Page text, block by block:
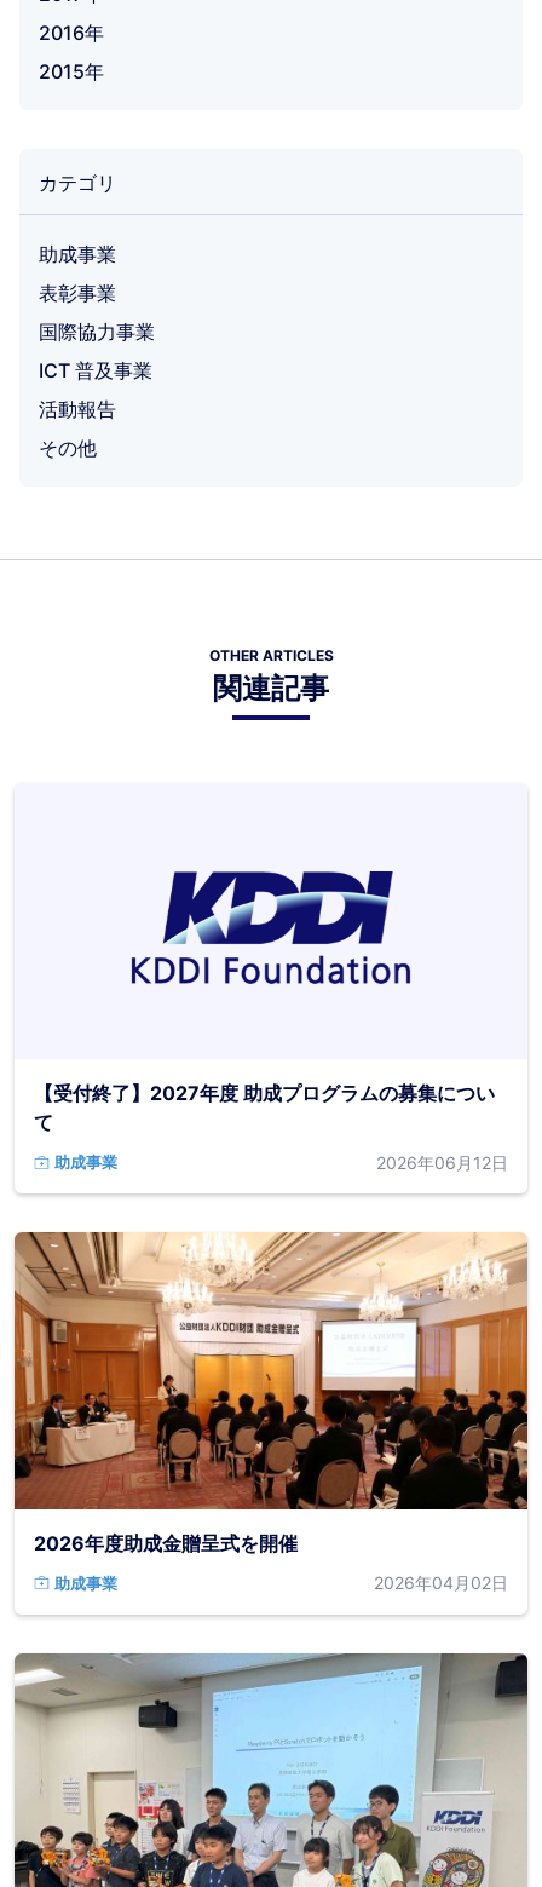
2016年
2015年
カテゴリ
助成事業
表彰事業
国際協力事業
ICT 普及事業
活動報告
その他
OTHER ARTICLES
関連記事
【受付終了】2027年度 助成プログラムの募集につい
て
助成事業 2026年06月12日
2026年度助成金贈呈式を開催
助成事業 2026年04月02日